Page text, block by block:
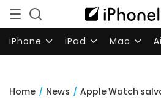
iPhone iPad Mac
Home / News / Apple Watch salva una donna